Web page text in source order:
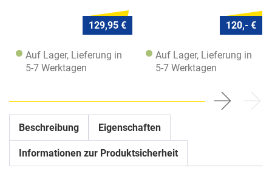
129,95 €
Auf Lager, Lieferung in
5-7 Werktagen
120,- €
Auf Lager, Lieferung in
5-7 Werktagen
Beschreibung Eigenschaften
Informationen zur Produktsicherheit